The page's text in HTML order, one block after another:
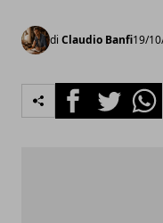
di Claudio Banfi19/
FacebookTwitter